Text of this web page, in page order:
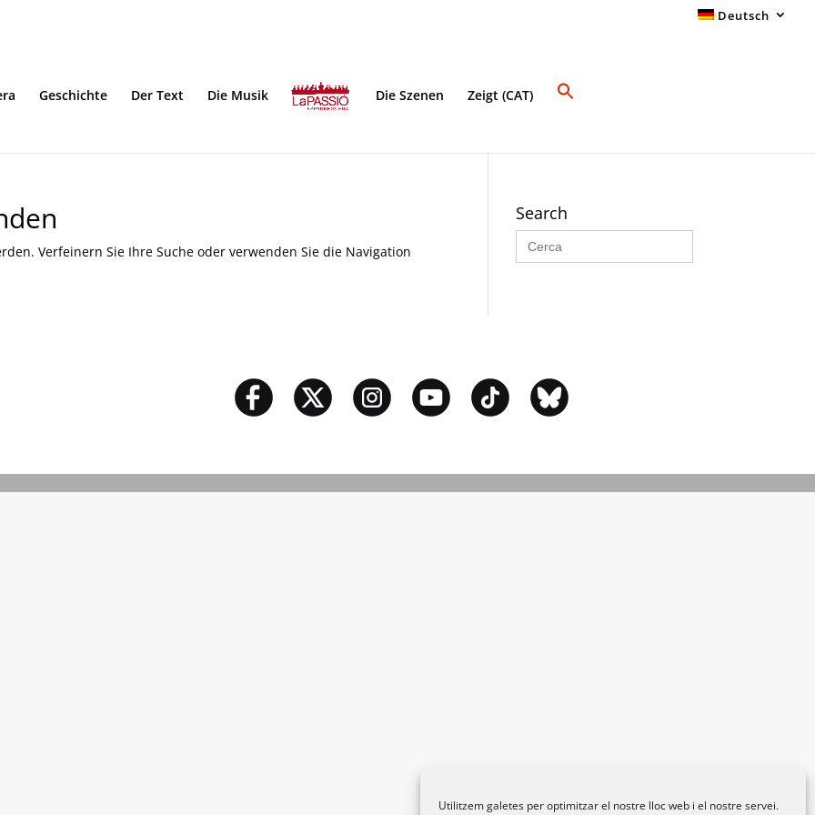
Utilitzem galetes per optimitzar el nostre lloc web i el nostre servei.
Deutsch
Geschichte Der Text Die Musik Die Szenen Zeigt (CAT)
Verfeinern Sie Ihre Suche oder verwenden Sie die Navigation
Search
Search
for: